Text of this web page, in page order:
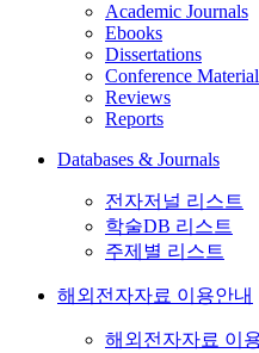
Academic Journals
Ebooks
Dissertations
Conference
Reviews
Reports
Databases & Journals
전자저널 리스트
학술DB 리스트
주제별 리스트
해외전자자료 이용안내
해외전자자료 이